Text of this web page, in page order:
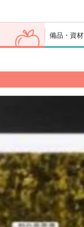
備品・資材